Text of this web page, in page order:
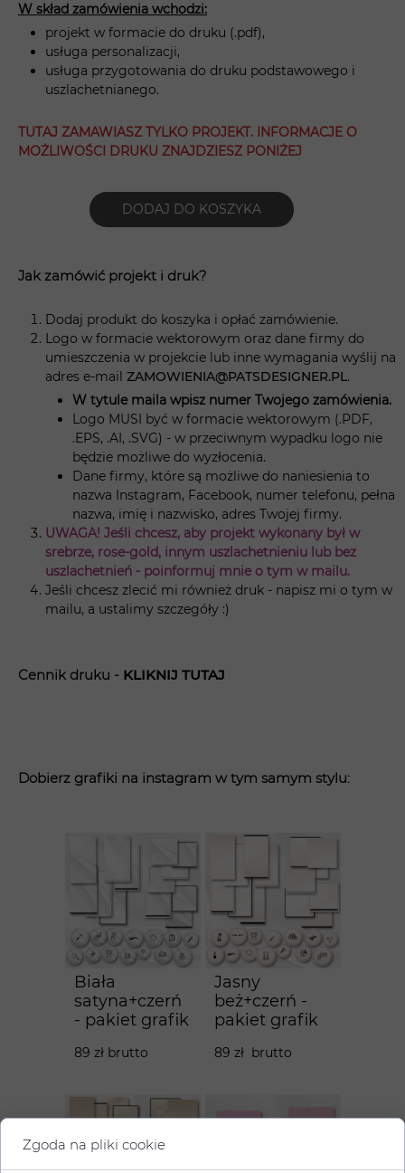
W skład zamówienia wchodzi:
projekt w formacie do druku (.pdf),
usługa personalizacji,
usługa przygotowania do druku podstawowego i
uszlachetnianego.
TUTAJ ZAMAWIASZ TYLKO PROJEKT. INFORMACJE O
MOŻLIWOŚCI DRUKU ZNAJDZIESZ PONIŻEJ
Jak zamówić projekt i druk?
Dodaj produkt do koszyka i opłać zamówienie.
Logo w formacie wektorowym oraz dane firmy do
umieszczenia w projekcie lub inne wymagania wyślij na
adres e-mail ZAMOWIENIA@PATSDESIGNER.PL.
W tytule maila wpisz numer Twojego zamówienia.
Logo MUSI być w formacie wektorowym (.PDF,
.EPS, .AI, .SVG) - w przeciwnym wypadku logo nie
będzie możliwe do wyzłocenia.
Dane firmy, które są możliwe do naniesienia to
nazwa Instagram, Facebook, numer telefonu, pełna
nazwa, imię i nazwisko, adres Twojej firmy.
UWAGA! Jeśli chcesz, aby projekt wykonany był w
srebrze, rose-gold, innym uszlachetnieniu lub bez
uszlachetnień - poinformuj mnie o tym w mailu.
Jeśli chcesz zlecić mi również druk - napisz mi o tym w
mailu, a ustalimy szczegóły :)
Cennik druku - KLIKNIJ TUTAJ
DODAJ DO KOSZYKA
Dobierz grafiki na instagram w tym samym stylu:
Biała
satyna+czerń
- pakiet grafik
89 zł brutto
Jasny
beż+czerń -
pakiet grafik
89 zł brutto
Zgoda na pliki cookie